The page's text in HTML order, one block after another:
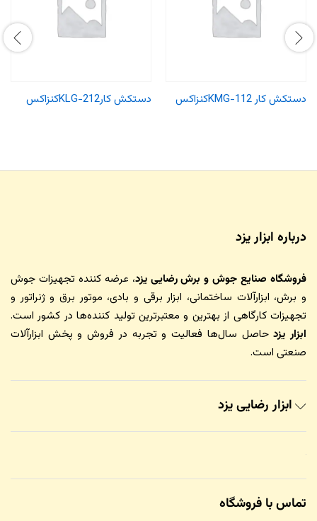
دستکش کار KMG-112کنزاکس دستکش کارKLG-212کنزاکس
درباره ابزار یزد
فروشگاه صنایع جوش و برش رضایی یزد، عرضه کننده تجهیزات جوش
و برش، ابزارآلات ساختمانی، ابزار برقی و بادی، موتور برق و ژنراتور و
تجهیزات کارگاهی از بهترین و معتبرترین تولید کننده‌ها در کشور است.
ابزار یزدحاصل سال‌ها فعالیت و تجربه در فروش و پخش ابزارآلات
صنعتی است.
ابزار رضایی یزد
تماس با فروشگاه